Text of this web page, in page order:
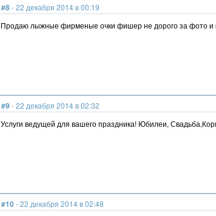
#8- 22 декабря 2014 в 00:19
Продаю лыжные фирменые очки фишер не дорого за фото и
#9- 22 декабря 2014 в 02:32
Услуги ведущей для вашего праздника! Юбилеи,
#10- 22 декабря 2014 в 02:48